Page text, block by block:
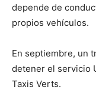
depende de
propios vehículos.
En septiembre, un
detener el servicio
Taxis Verts.